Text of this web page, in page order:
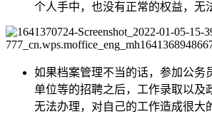
个人手中，也没有正常的权益，无
如果档案管理不当的话，参加公务
单位等的招聘之后，工作录取以及
无法办理，对自己的工作造成很大